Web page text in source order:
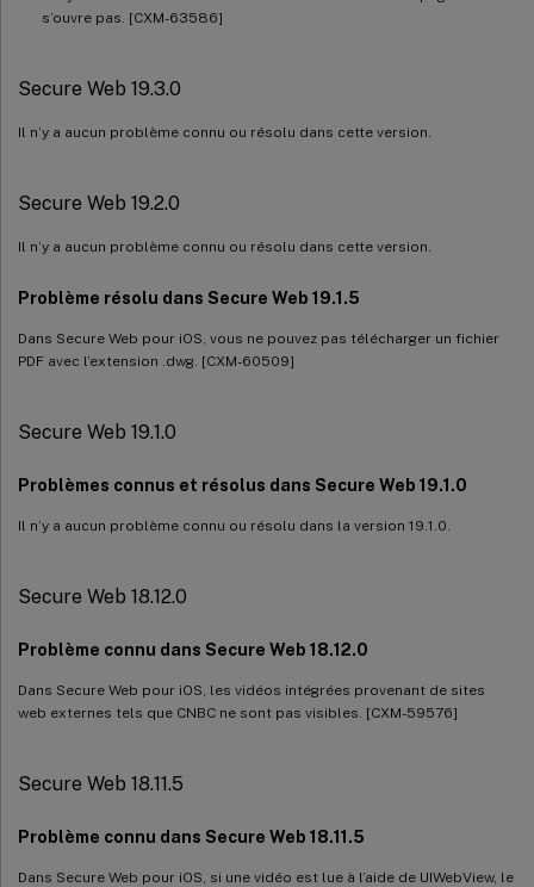
s’ouvre pas. [CXM-63586]
Secure Web 19.3.0
Il n’y a aucun problème connu ou résolu dans cette version.
Secure Web 19.2.0
Il n’y a aucun problème connu ou résolu dans cette version.
Problème résolu dans Secure Web 19.1.5
Dans Secure Web pour iOS, vous ne pouvez pas télécharger un fichier
PDF avec l’extension .dwg. [CXM-60509]
Secure Web 19.1.0
Problèmes connus et résolus dans Secure Web 19.1.0
Il n’y a aucun problème connu ou résolu dans la version 19.1.0.
Secure Web 18.12.0
Problème connu dans Secure Web 18.12.0
Dans Secure Web pour iOS, les vidéos intégrées provenant de sites
web externes tels que CNBC ne sont pas visibles. [CXM-59576]
Secure Web 18.11.5
Problème connu dans Secure Web 18.11.5
Dans Secure Web pour iOS, si une vidéo est lue à l’aide de UIWebView, le